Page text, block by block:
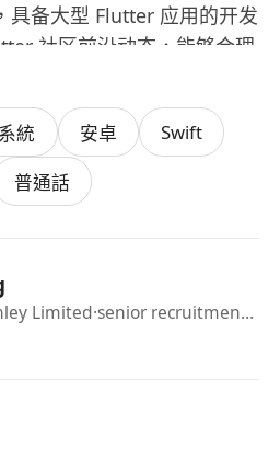
具备大型 Flutter 应用的开发
社区前沿动态，能够合理
，包括包体积优化、冷启
性能调优等，能够通过工
户体验；
和工程化能力，拥有端侧
流程提升团队研发效率；
定了解，有 AI 工具研发或
总部或相关团队进行技术交
統 安卓 Swift
普通話
Limited·senior recruitment consultant